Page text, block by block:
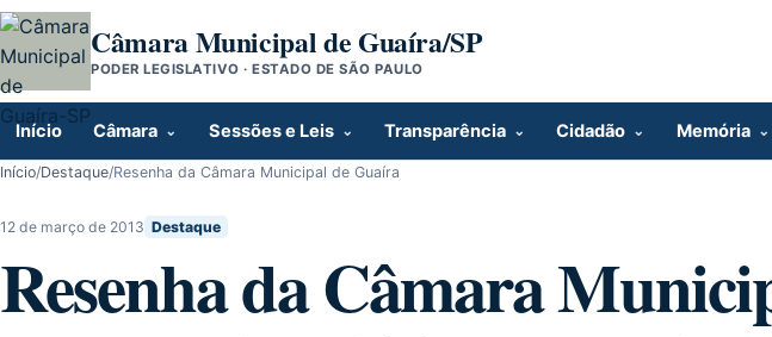
Pular para o conteúdo
Câmara Municipal de Guaíra/SP
PODER LEGISLATIVO · ESTADO DE SÃO PAULO
Início Câmara Sessões e Leis Transparência Cidadão Memória
Início/Destaque/Resenha da Câmara Municipal de Guaíra
12 de março de 2013 Destaque
Resenha da Câmara